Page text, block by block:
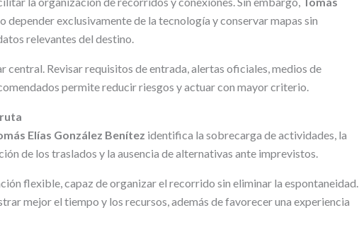
depender exclusivamente de la tecnología y conservar mapas sin
relevantes del destino.
central. Revisar requisitos de entrada, alertas oficiales, medios de
permite reducir riesgos y actuar con mayor criterio.
Elías González Benítez identifica la sobrecarga de actividades, la
de los traslados y la ausencia de alternativas ante imprevistos.
flexible, capaz de organizar el recorrido sin eliminar la espontaneidad.
mejor el tiempo y los recursos, además de favorecer una experiencia